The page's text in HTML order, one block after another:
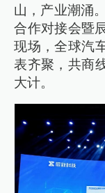
山，产业潮涌
合作对接会暨
现场，全球汽
表齐聚，共商
大计。